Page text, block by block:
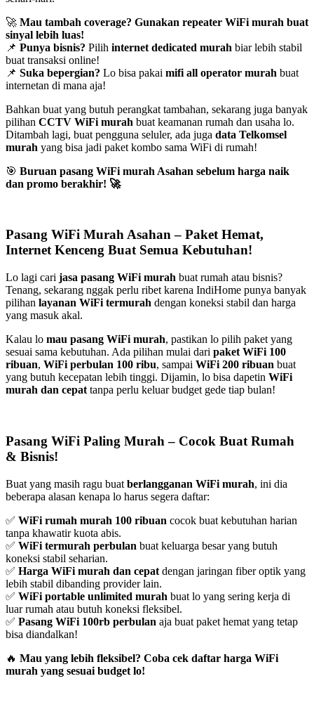
🚀 Mau tambah coverage? Gunakan repeater WiFi murah buat
sinyal lebih luas!
📌 Punya bisnis? Pilih internet dedicated murah biar lebih stabil
buat transaksi online!
📌 Suka bepergian? Lo bisa pakai mifi all operator murah buat
internetan di mana aja!
Bahkan buat yang butuh perangkat tambahan, sekarang juga banyak
pilihan CCTV WiFi murah buat keamanan rumah dan usaha lo.
Ditambah lagi, buat pengguna seluler, ada juga data Telkomsel
murah yang bisa jadi paket kombo sama WiFi di rumah!
🎯 Buruan pasang WiFi murah Asahan sebelum harga naik
dan promo berakhir! 🚀
Pasang WiFi Murah Asahan – Paket Hemat,
Internet Kenceng Buat Semua Kebutuhan!
Lo lagi cari jasa pasang WiFi murah buat rumah atau bisnis?
Tenang, sekarang nggak perlu ribet karena IndiHome punya banyak
pilihan layanan WiFi termurah dengan koneksi stabil dan harga
yang masuk akal.
Kalau lo mau pasang WiFi murah, pastikan lo pilih paket yang
sesuai sama kebutuhan. Ada pilihan mulai dari paket WiFi 100
ribuan, WiFi perbulan 100 ribu, sampai WiFi 200 ribuan buat
yang butuh kecepatan lebih tinggi. Dijamin, lo bisa dapetin WiFi
murah dan cepat tanpa perlu keluar budget gede tiap bulan!
Pasang WiFi Paling Murah – Cocok Buat Rumah
& Bisnis!
Buat yang masih ragu buat berlangganan WiFi murah, ini dia
beberapa alasan kenapa lo harus segera daftar:
✅ WiFi rumah murah 100 ribuan cocok buat kebutuhan harian
tanpa khawatir kuota abis.
✅ WiFi termurah perbulan buat keluarga besar yang butuh
koneksi stabil seharian.
✅ Harga WiFi murah dan cepat dengan jaringan fiber optik yang
lebih stabil dibanding provider lain.
✅ WiFi portable unlimited murah buat lo yang sering kerja di
luar rumah atau butuh koneksi fleksibel.
✅ Pasang WiFi 100rb perbulan aja buat paket hemat yang tetap
bisa diandalkan!
🔥 Mau yang lebih fleksibel? Coba cek daftar harga WiFi
murah yang sesuai budget lo!